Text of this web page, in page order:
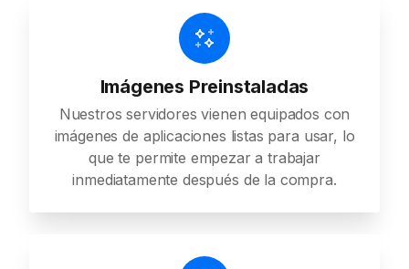
Imágenes Preinstaladas
Nuestros servidores vienen equipados con
imágenes de aplicaciones listas para usar, lo
que te permite empezar a trabajar
inmediatamente después de la compra.